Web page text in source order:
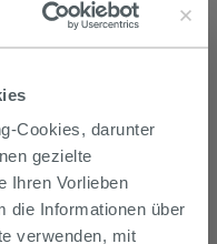
Cookies, darunter
gezielte
Ihren Vorlieben
die Informationen über
verwenden, mit
(1)